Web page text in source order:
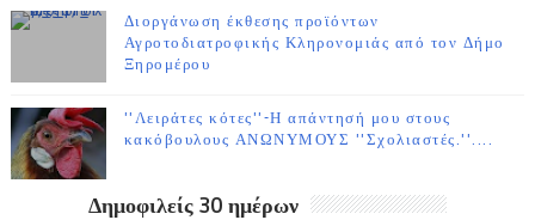
Διοργάνωση έκθεσης προϊόντων
Αγροτοδιατροφικής Κληρονομιάς από τον Δήμο
Ξηρομέρου
''Λειράτες κότες''-Η απάντησή μου στους
κακόβουλους ΑΝΩΝΥΜΟΥΣ ''Σχολιαστές.''....
Δημοφιλείς 30 ημέρων